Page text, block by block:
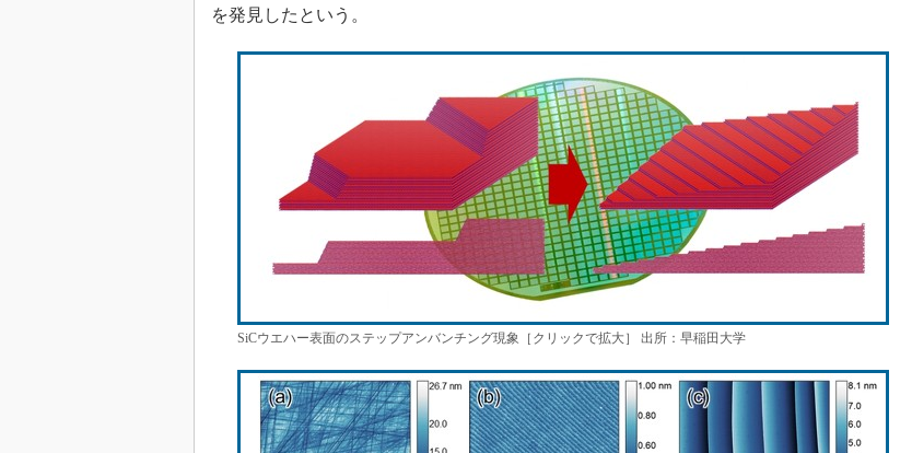
を発見したという。
SiCウエハー表面のステップアンバンチング現象［クリックで拡大］ 出所：早稲田大学